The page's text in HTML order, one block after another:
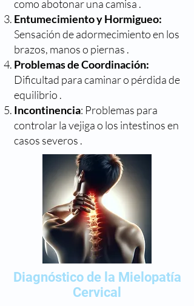
como abotonar una camisa .
Entumecimiento y Hormigueo:
Sensación de adormecimiento en los
brazos, manos o piernas .
Problemas de Coordinación:
Dificultad para caminar o pérdida de
equilibrio .
Incontinencia: Problemas para
controlar la vejiga o los intestinos en
casos severos .
Diagnóstico de la Mielopatía
Cervical